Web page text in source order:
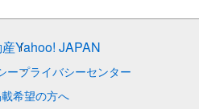
Yahoo! JAPAN
ープライバシーセンター
希望の方へ